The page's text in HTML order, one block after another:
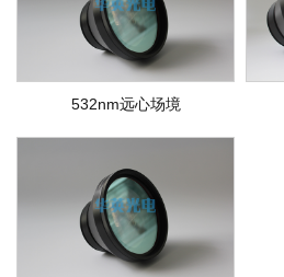
532nm远心场境